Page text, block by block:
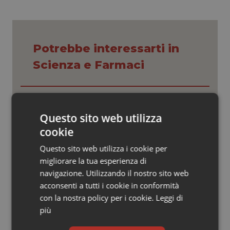
Oncologia & Nutrizione
Quotidiano Chirurgia
Quotidiano Oncologia
Quotidiano Pediatria
Rene & patologie urogenitali
Potrebbe interessarti in
Scienza e Farmaci
farmaci per diabete e obesità e cala
uso antibiotici. Ecco il Rapporto
OsMed 2025
Aifa. Rivisto il Programma attività 2026
dopo le richieste delle Regioni. Dalla
revisione del prontuario alla
governance, ecco le novità
Stati Uniti. Moderna ottiene
Questo sito web utilizza
cookie
Questo sito web utilizza i cookie per
migliorare la tua esperienza di
navigazione. Utilizzando il nostro sito web
acconsenti a tutti i cookie in conformità
con la nostra policy per i cookie. Leggi di
più